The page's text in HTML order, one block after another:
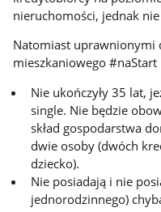
nieruchomości, jednak nie
Natomiast uprawnionymi
mieszkaniowego
Nie ukończyły 35 lat,
single. Nie będzie
skład gospodarstwa
dwie osoby (dwóch
dziecko).
Nie posiadają i nie
jednorodzinnego)